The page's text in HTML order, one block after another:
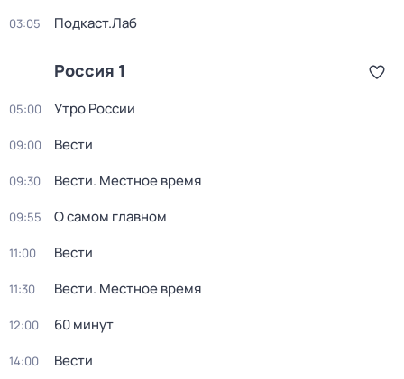
03:05 Подкаст.Лаб
Россия 1
05:00 Утро России
09:00 Вести
09:30 Вести. Местное время
09:55 О самом главном
11:00 Вести
11:30 Вести. Местное время
12:00 60 минут
14:00 Вести